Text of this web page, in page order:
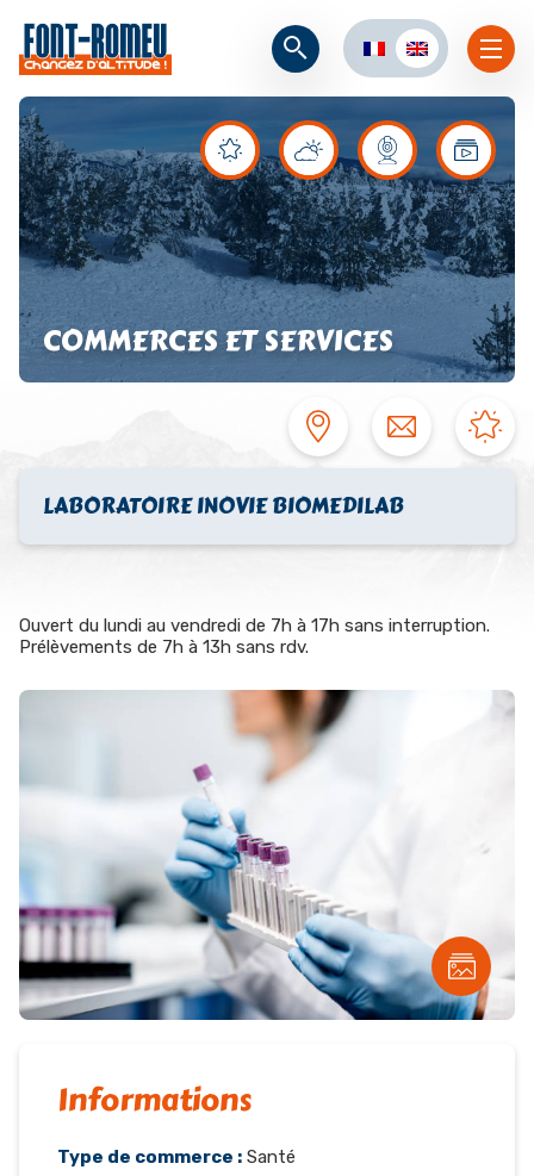
COMMERCES ET SERVICES
LABORATOIRE INOVIE BIOMEDILAB
Ouvert du lundi au vendredi de 7h à 17h sans interruption.
Prélèvements de 7h à 13h sans rdv.
Informations
Type de commerce : Santé